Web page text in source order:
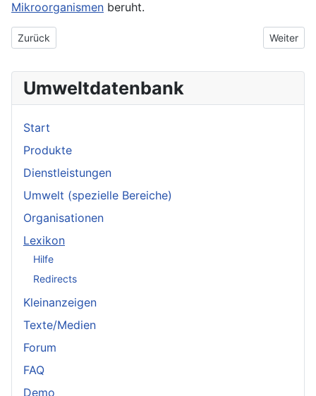
Mikroorganismen beruht.
Vorheriger Beitrag: Abbaubarkeit
Zurück Nächster
Weiter
Umweltdatenbank
Start
Produkte
Dienstleistungen
Umwelt (spezielle Bereiche)
Organisationen
Lexikon
Hilfe
Redirects
Kleinanzeigen
Texte/Medien
Forum
FAQ
Demo